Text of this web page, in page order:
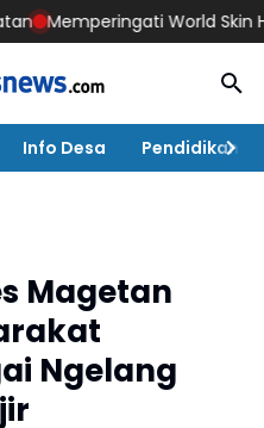
World Skin
Info Desa Pendidikan
Magetan
Ngelang